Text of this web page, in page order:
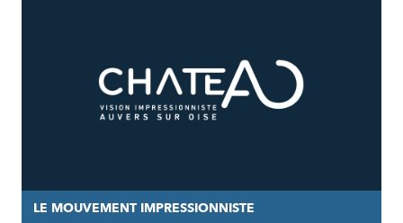
LE MOUVEMENT IMPRESSIONNISTE